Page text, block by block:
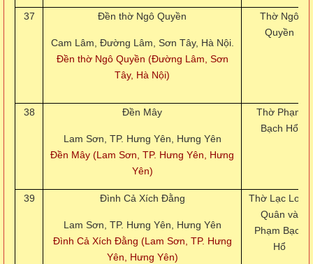
37 Đền thờ Ngô Quyền
Cam Lâm, Đường Lâm, Sơn Tây, Hà Nội.
Đền thờ Ngô Quyền (Đường Lâm, Sơn
Tây, Hà Nội)
Thờ Ngô
Quyền
38 Đền Mây
Lam Sơn, TP. Hưng Yên, Hưng Yên
Đền Mây (Lam Sơn, TP. Hưng Yên, Hưng
Yên)
Thờ Phạm
Bạch Hổ
39 Đình Cả Xích Đằng
Lam Sơn, TP. Hưng Yên, Hưng Yên
Đình Cả Xích Đằng (Lam Sơn, TP. Hưng
Yên, Hưng Yên)
Thờ Lạc Long
Quân và
Phạm Bạch
Hổ